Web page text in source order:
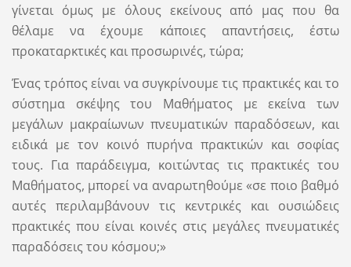
γίνεται όμως με όλους εκείνους από μας που θα
θέλαμε να έχουμε κάποιες απαντήσεις, έστω
προκαταρκτικές και προσωρινές, τώρα;
Ένας τρόπος είναι να συγκρίνουμε τις πρακτικές και το
σύστημα σκέψης του Μαθήματος με εκείνα των
μεγάλων μακραίωνων πνευματικών παραδόσεων, και
ειδικά με τον κοινό πυρήνα πρακτικών και σοφίας
τους. Για παράδειγμα, κοιτώντας τις πρακτικές του
Μαθήματος, μπορεί να αναρωτηθούμε «σε ποιο βαθμό
αυτές περιλαμβάνουν τις κεντρικές και ουσιώδεις
πρακτικές που είναι κοινές στις μεγάλες πνευματικές
παραδόσεις του κόσμου;»